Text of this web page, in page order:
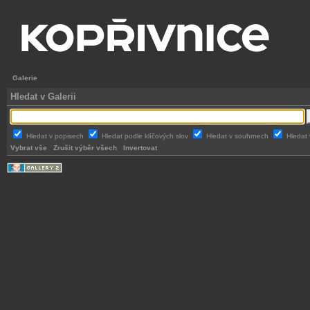
Galerie
Hledat v Galerii
Hledat v popisech Hledat podle klíčových slov Hledat v souhrnech Hledat
Vybrat vše
Zrušit výběr všech Invertovat